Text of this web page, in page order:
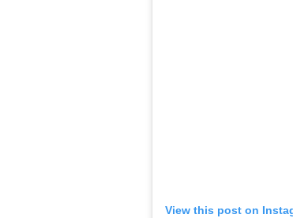
View this post on